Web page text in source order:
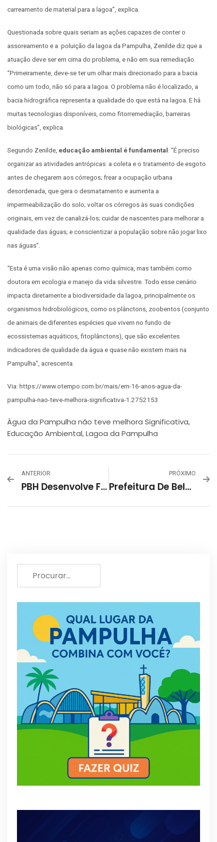
carreamento de material para a lagoa”, explica.
Questionada sobre quais seriam as ações capazes de conter o
assoreamento e a poluição da lagoa da Pampulha, Zenilde diz que a
atuação deve ser em cima do problema, e não em sua remediação.
“Primeiramente, deve-se ter um olhar mais direcionado para a bacia
como um todo, não só para a lagoa. O problema não é localizado, a
bacia hidrográfica representa a qualidade do que está na lagoa. E há
muitas tecnologias disponíveis, como fitorremediação, barreiras
biológicas”, explica.
Segundo Zenilde, educação ambiental é fundamental . “É preciso
organizar as atividades antrópicas: a coleta e o tratamento de esgoto
antes de chegarem aos córregos; frear a ocupação urbana
desordenada, que gera o desmatamento e aumenta a
impermeabilização do solo; voltar os córregos às suas condições
originais, em vez de canalizá-los; cuidar de nascentes para melhorar a
qualidade das águas; e conscientizar a população sobre não jogar lixo
nas águas”.
“Esta é uma visão não apenas como química, mas também como
doutora em ecologia e manejo da vida silvestre. Todo esse cenário
impacta diretamente a biodiversidade da lagoa, principalmente os
organismos hidrobiológicos, como os plânctons, zoobentos (conjunto
de animais de diferentes espécies que vivem no fundo de
ecossistemas aquáticos, fitoplânctons), que são excelentes
indicadores de qualidade da água e quase não existem mais na
Pampulha”, acrescenta.
Via: https://www.otempo.com.br/mais/em-16-anos-agua-da-
pampulha-nao-teve-melhora-significativa-1.2752153
Água da Pampulha não teve melhora Significativa,
Educação Ambiental, Lagoa da Pampulha
ANTERIOR
PBH Desenvolve Força-Tarefa Para Resgate De Ave Na Bacia Da Pampulha
PRÓXIMO
Prefeitura De Belo Horizonte Amplia Vacinação Contra A Meningite C